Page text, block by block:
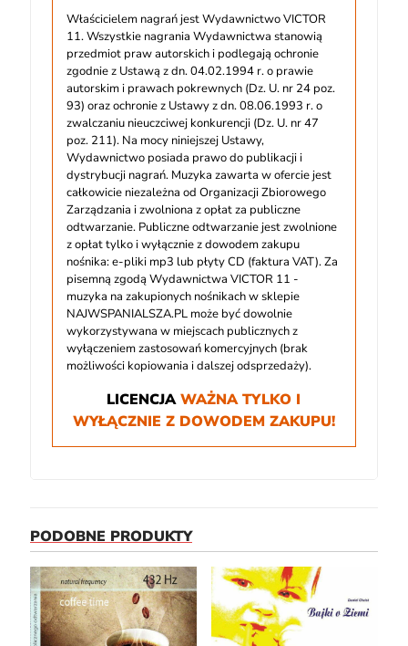
Właścicielem nagrań jest Wydawnictwo VICTOR
11. Wszystkie nagrania Wydawnictwa stanowią
przedmiot praw autorskich i podlegają ochronie
zgodnie z Ustawą z dn. 04.02.1994 r. o prawie
autorskim i prawach pokrewnych (Dz. U. nr 24 poz.
93) oraz ochronie z Ustawy z dn. 08.06.1993 r. o
zwalczaniu nieuczciwej konkurencji (Dz. U. nr 47
poz. 211). Na mocy niniejszej Ustawy,
Wydawnictwo posiada prawo do publikacji i
dystrybucji nagrań. Muzyka zawarta w ofercie jest
całkowicie niezależna od Organizacji Zbiorowego
Zarządzania i zwolniona z opłat za publiczne
odtwarzanie. Publiczne odtwarzanie jest zwolnione
z opłat tylko i wyłącznie z dowodem zakupu
nośnika: e-pliki mp3 lub płyty CD (faktura VAT). Za
pisemną zgodą Wydawnictwa VICTOR 11 -
muzyka na zakupionych nośnikach w sklepie
NAJWSPANIALSZA.PL może być dowolnie
wykorzystywana w miejscach publicznych z
wyłączeniem zastosowań komercyjnych (brak
możliwości kopiowania i dalszej odsprzedaży).
LICENCJA WAŻNA TYLKO I
WYŁĄCZNIE Z DOWODEM ZAKUPU!
PODOBNE PRODUKTY